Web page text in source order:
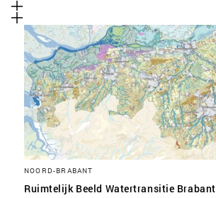
NOORD-BRABANT
Ruimtelijk Beeld Watertransitie Brabant